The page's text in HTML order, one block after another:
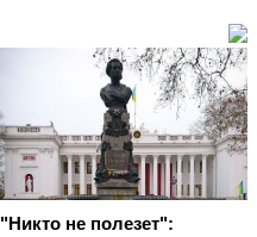
"Никто не полезет":